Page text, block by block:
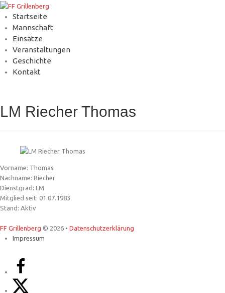
Startseite
Mannschaft
Einsätze
Veranstaltungen
Geschichte
Kontakt
LM Riecher Thomas
Vorname: Thomas
Nachname: Riecher
Dienstgrad: LM
Mitglied seit: 01.07.1983
Stand: Aktiv
FF Grillenberg © 2026 • Datenschutzerklärung
Impressum